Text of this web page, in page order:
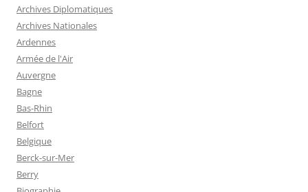
Archives Diplomatiques
Archives Nationales
Ardennes
Armée de l'Air
Auvergne
Bagne
Bas-Rhin
Belfort
Belgique
Berck-sur-Mer
Berry